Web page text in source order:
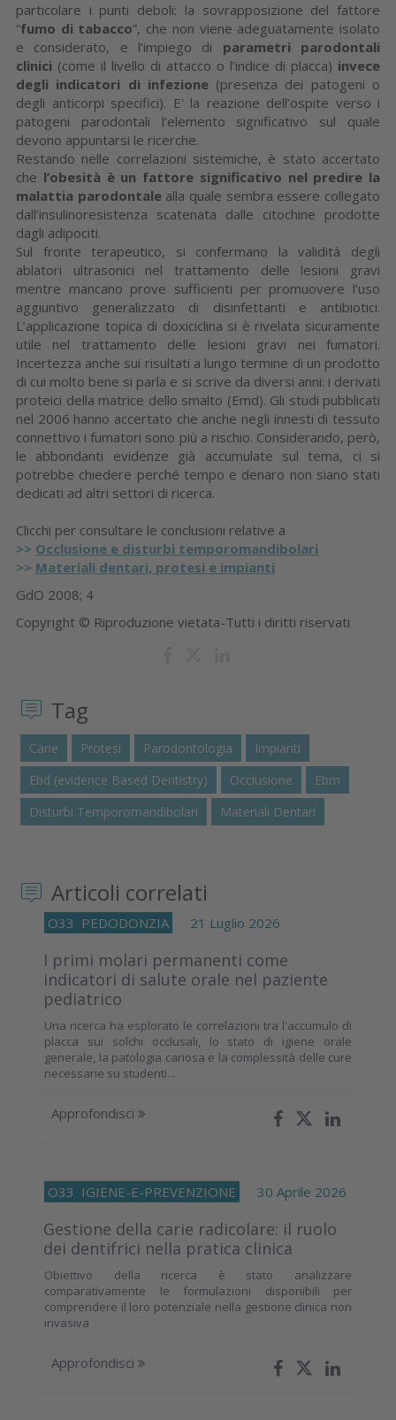
particolare i punti deboli: la sovrapposizione del fattore
“fumo di tabacco”, che non viene adeguatamente isolato
e considerato, e l’impiego di parametri parodontali
clinici (come il livello di attacco o l’indice di placca) invece
degli indicatori di infezione (presenza dei patogeni o
degli anticorpi specifici). E' la reazione dell’ospite verso i
patogeni parodontali l’elemento significativo sul quale
devono appuntarsi le ricerche.
Restando nelle correlazioni sistemiche, è stato accertato
che l’obesità è un fattore significativo nel predire la
malattia parodontale alla quale sembra essere collegato
dall’insulinoresistenza scatenata dalle citochine prodotte
dagli adipociti.
Sul fronte terapeutico, si confermano la validità degli
ablatori ultrasonici nel trattamento delle lesioni gravi
mentre mancano prove sufficienti per promuovere l’uso
aggiuntivo generalizzato di disinfettanti e antibiotici.
L’applicazione topica di doxiciclina si è rivelata sicuramente
utile nel trattamento delle lesioni gravi nei fumatori.
Incertezza anche sui risultati a lungo termine di un prodotto
di cui molto bene si parla e si scrive da diversi anni: i derivati
proteici della matrice dello smalto (Emd). Gli studi pubblicati
nel 2006 hanno accertato che anche negli innesti di tessuto
connettivo i fumatori sono più a rischio. Considerando, però,
le abbondanti evidenze già accumulate sul tema, ci si
potrebbe chiedere perché tempo e denaro non siano stati
dedicati ad altri settori di ricerca.
Clicchi per consultare le conclusioni relative a
>> Occlusione e disturbi temporomandibolari
>> Materiali dentari, protesi e impianti
GdO 2008; 4
Copyright © Riproduzione vietata-Tutti i diritti riservati
Tag
Carie Protesi Parodontologia
Impianti
Ebd (evidence Based Dentistry)
Occlusione
Ebm
Disturbi Temporomandibolari
Materiali Dentari
Articoli correlati
O33 PEDODONZIA 21 Luglio 2026
I primi molari permanenti come
indicatori di salute orale nel paziente
pediatrico
Una ricerca ha esplorato le correlazioni tra l'accumulo di
placca sui solchi occlusali, lo stato di igiene orale
generale, la patologia cariosa e la complessità delle cure
necessarie su studenti...
Approfondisci
O33 IGIENE-E-PREVENZIONE 30 Aprile 2026
Gestione della carie radicolare: il ruolo
dei dentifrici nella pratica clinica
Obiettivo della ricerca è stato analizzare
comparativamente le formulazioni disponibili per
comprendere il loro potenziale nella gestione clinica non
invasiva
Approfondisci